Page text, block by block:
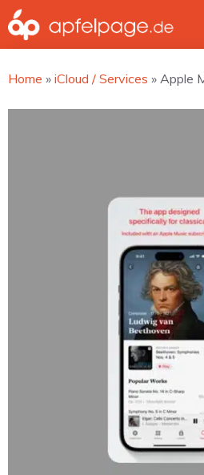
Zum
Inhalt
springen
Home » iCloud / Services » Apple